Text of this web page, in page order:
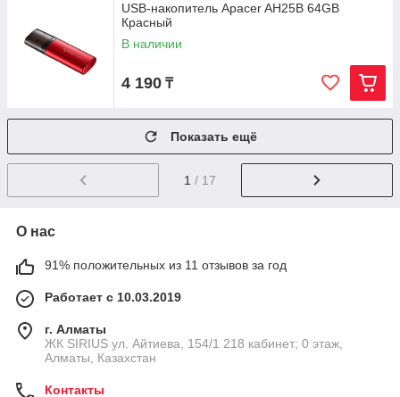
USB-накопитель Apacer AH25B 64GB
Красный
В наличии
4 190 ₸
Показать ещё
1 / 17
О нас
91% положительных из 11 отзывов за год
Работает с 10.03.2019
г. Алматы
​ЖК SIRIUS​ ул. Айтиева, 154/1​ 218 кабинет; 0 этаж,
Алматы, Казахстан
Контакты